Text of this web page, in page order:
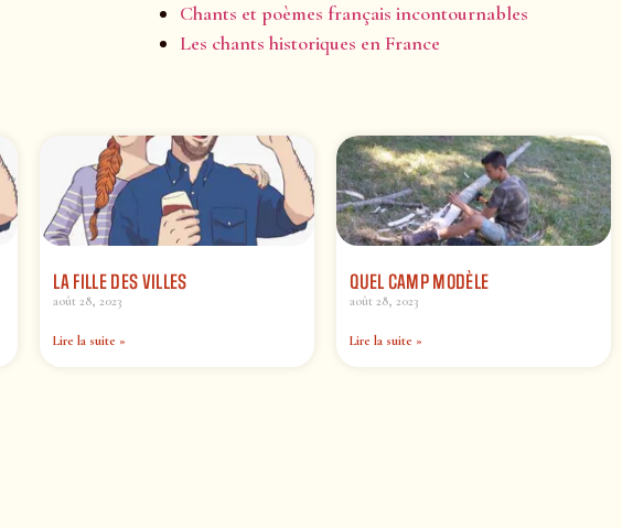
Chants et poèmes français incontournables
Les chants historiques en France
LA FILLE DES VILLES
août 28, 2023
Lire la suite »
QUEL CAMP MODÈLE
août 28, 2023
Lire la suite »